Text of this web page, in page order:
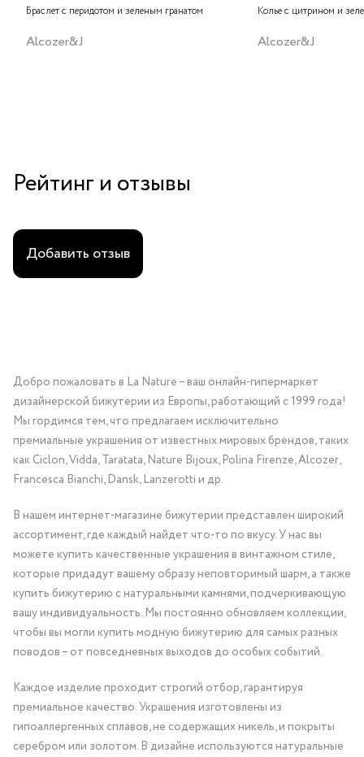
Браслет с перидотом и зеленым гранатом
Alcozer&J
Колье с цитрином и
Alcozer&J
Рейтинг и отзывы
Добавить отзыв
Добро пожаловать в La Nature – ваш онлайн-гипермаркет
дизайнерской бижутерии из Европы, работающий с 1999 года!
Мы гордимся тем, что предлагаем исключительно
премиальные украшения от известных мировых брендов, таких
как Ciclon, Vidda, Taratata, Nature Bijoux, Polina Firenze, Alcozer,
Francesca Bianchi, Dansk, Lanzerotti и др.
В нашем интернет-магазине бижутерии представлен широкий
ассортимент, где каждый найдет что-то по вкусу. У нас вы
можете купить качественные украшения в винтажном стиле,
которые придадут вашему образу неповторимый шарм, а также
купить бижутерию с натуральными камнями, подчеркивающую
вашу индивидуальность. Мы постоянно обновляем коллекции,
чтобы вы могли купить модную бижутерию для самых разных
поводов – от повседневных выходов до особых событий.
Каждое изделие проходит строгий отбор, гарантируя
премиальное качество. Украшения изготовлены из
гипоаллергенных сплавов, не содержащих никель, и покрыты
серебром или золотом. В дизайне используются натуральные